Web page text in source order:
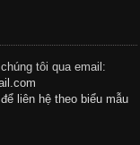
tôi qua email:
liên hệ theo biểu mẫu